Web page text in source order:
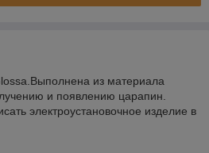
из материала
и появлению царапин.
электроустановочное изделие в